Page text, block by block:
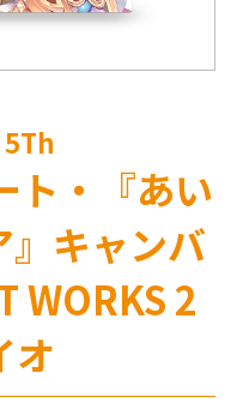
5Th
ト・『あい
』キャンバ
WORKS 2
オ